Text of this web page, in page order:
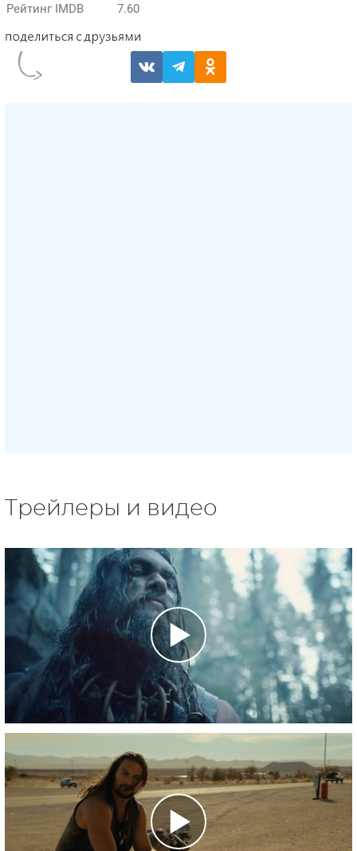
Рейтинг IMDB
7.60
Трейлеры и видео